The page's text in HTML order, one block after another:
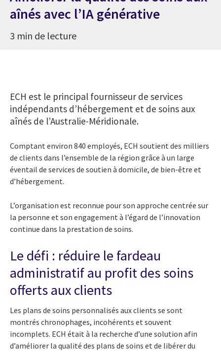
aînés avec l’IA générative
3 min de lecture
ECH est le principal fournisseur de services
indépendants d’hébergement et de soins aux
aînés de l’Australie-Méridionale.
Comptant environ 840 employés, ECH soutient des milliers
de clients dans l’ensemble de la région grâce à un large
éventail de services de soutien à domicile, de bien-être et
d’hébergement.
L’organisation est reconnue pour son approche centrée sur
la personne et son engagement à l’égard de l’innovation
continue dans la prestation de soins.
Le défi : réduire le fardeau
administratif au profit des soins
offerts aux clients
Les plans de soins personnalisés aux clients se sont
montrés chronophages, incohérents et souvent
incomplets. ECH était à la recherche d’une solution afin
d’améliorer la qualité des plans de soins et de libérer du